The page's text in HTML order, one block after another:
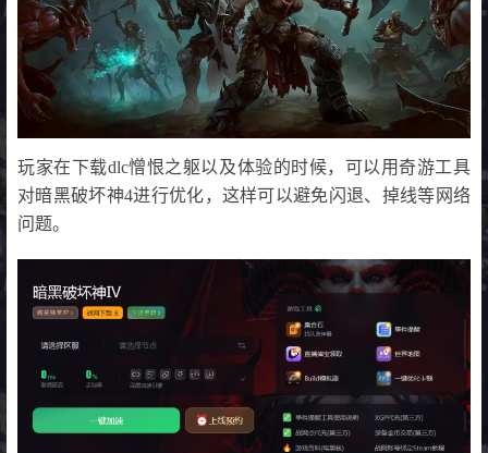
玩家在下载dlc憎恨之躯以及体验的时候，可以用奇游工具
对暗黑破坏神4进行优化，这样可以避免闪退、掉线等网络
问题。